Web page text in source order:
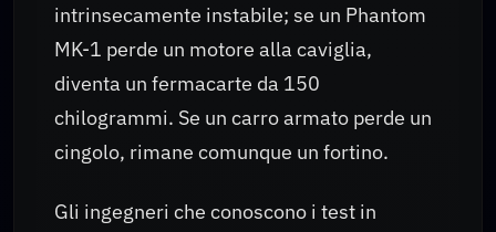
intrinsecamente instabile; se un Phantom
MK-1 perde un motore alla caviglia,
diventa un fermacarte da 150
chilogrammi. Se un carro armato perde un
cingolo, rimane comunque un fortino.
Gli ingegneri che conoscono i test in